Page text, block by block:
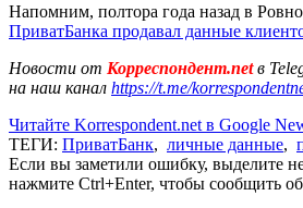
Напомним, полтора года назад в Ровно
ПриватБанка продавал данные
Новости от Корреспондент.netв
на наш канал https://t.me/
Читайте Korrespondent.net в Google
ТЕГИ: ПриватБанк, личные данные,
Если вы заметили ошибку, выделите
нажмите Ctrl+Enter, чтобы сообщить